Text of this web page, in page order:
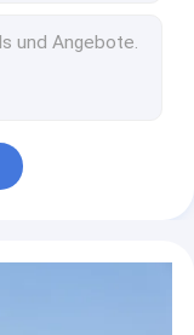
verdrängtes Flossen-Rohr
Aluminiumrippenrohre
Abkühlungs-Kondensatore
Flossen-Höhe des Kessel-10MM
und Verdampfer